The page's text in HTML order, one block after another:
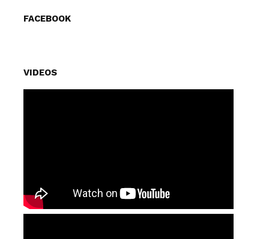
FACEBOOK
VIDEOS